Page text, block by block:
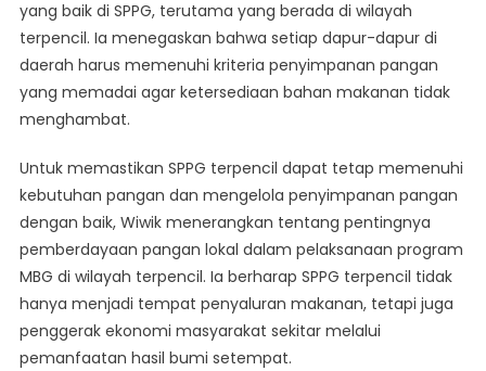
yang baik di SPPG, terutama yang berada di wilayah
terpencil. Ia menegaskan bahwa setiap dapur-dapur di
daerah harus memenuhi kriteria penyimpanan pangan
yang memadai agar ketersediaan bahan makanan tidak
menghambat.
Untuk memastikan SPPG terpencil dapat tetap memenuhi
kebutuhan pangan dan mengelola penyimpanan pangan
dengan baik, Wiwik menerangkan tentang pentingnya
pemberdayaan pangan lokal dalam pelaksanaan program
MBG di wilayah terpencil. Ia berharap SPPG terpencil tidak
hanya menjadi tempat penyaluran makanan, tetapi juga
penggerak ekonomi masyarakat sekitar melalui
pemanfaatan hasil bumi setempat.